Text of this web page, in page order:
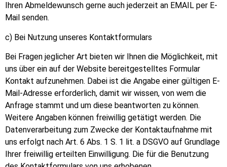
Ihren Abmeldewunsch gerne auch jederzeit an EMAIL per E-
Mail senden.
c) Bei Nutzung unseres Kontaktformulars
Bei Fragen jeglicher Art bieten wir Ihnen die Möglichkeit, mit
uns über ein auf der Website bereitgestelltes Formular
Kontakt aufzunehmen. Dabei ist die Angabe einer gültigen E-
Mail-Adresse erforderlich, damit wir wissen, von wem die
Anfrage stammt und um diese beantworten zu können.
Weitere Angaben können freiwillig getätigt werden. Die
Datenverarbeitung zum Zwecke der Kontaktaufnahme mit
uns erfolgt nach Art. 6 Abs. 1 S. 1 lit. a DSGVO auf Grundlage
Ihrer freiwillig erteilten Einwilligung. Die für die Benutzung